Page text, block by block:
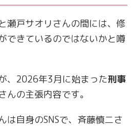
瀬戸サオリさんの間には、修
できているのではないかと噂
、2026年3月に始まった刑事
んの主張内容です。
は自身のSNSで、斉藤慎二さ